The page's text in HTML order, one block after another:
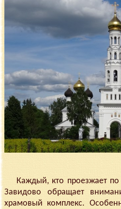
Каждый, кто проезжает по
Завидово обращает
храмовый комплекс.